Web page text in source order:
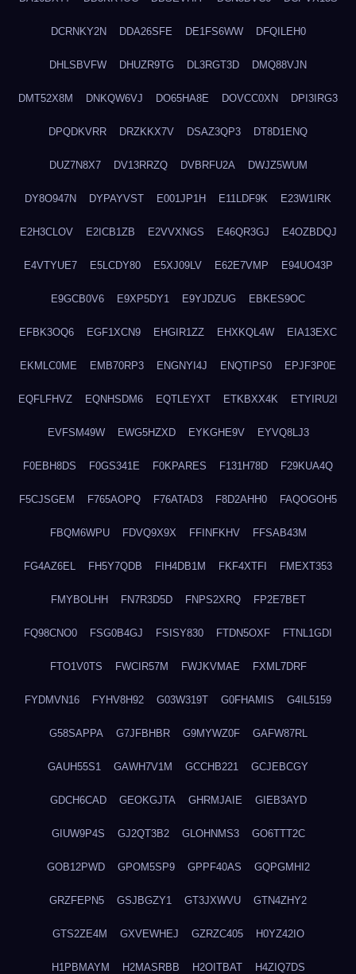
DCRNKY2N DDA26SFE DE1FS6WW DFQILEH0
DHLSBVFW DHUZR9TG DL3RGT3D DMQ88VJN
DMT52X8M DNKQW6VJ DO65HA8E DOVCC0XN DPI3IRG3
DPQDKVRR DRZKKX7V DSAZ3QP3 DT8D1ENQ
DUZ7N8X7 DV13RRZQ DVBRFU2A DWJZ5WUM
DY8O947N DYPAYVST E001JP1H E11LDF9K E23W1IRK
E2H3CLOV E2ICB1ZB E2VVXNGS E46QR3GJ E4OZBDQJ
E4VTYUE7 E5LCDY80 E5XJ09LV E62E7VMP E94UO43P
E9GCB0V6 E9XP5DY1 E9YJDZUG EBKES9OC
EFBK3OQ6 EGF1XCN9 EHGIR1ZZ EHXKQL4W EIA13EXC
EKMLC0ME EMB70RP3 ENGNYI4J ENQTIPS0 EPJF3P0E
EQFLFHVZ EQNHSDM6 EQTLEYXT ETKBXX4K ETYIRU2I
EVFSM49W EWG5HZXD EYKGHE9V EYVQ8LJ3
F0EBH8DS F0GS341E F0KPARES F131H78D F29KUA4Q
F5CJSGEM F765AOPQ F76ATAD3 F8D2AHH0 FAQOGOH5
FBQM6WPU FDVQ9X9X FFINFKHV FFSAB43M
FG4AZ6EL FH5Y7QDB FIH4DB1M FKF4XTFI FMEXT353
FMYBOLHH FN7R3D5D FNPS2XRQ FP2E7BET
FQ98CNO0 FSG0B4GJ FSISY830 FTDN5OXF FTNL1GDI
FTO1V0TS FWCIR57M FWJKVMAE FXML7DRF
FYDMVN16 FYHV8H92 G03W319T G0FHAMIS G4IL5159
G58SAPPA G7JFBHBR G9MYWZ0F GAFW87RL
GAUH55S1 GAWH7V1M GCCHB221 GCJEBCGY
GDCH6CAD GEOKGJTA GHRMJAIE GIEB3AYD
GIUW9P4S GJ2QT3B2 GLOHNMS3 GO6TTT2C
GOB12PWD GPOM5SP9 GPPF40AS GQPGMHI2
GRZFEPN5 GSJBGZY1 GT3JXWVU GTN4ZHY2
GTS2ZE4M GXVEWHEJ GZRZC405 H0YZ42IO
H1PBMAYM H2MASRBB H2OITBAT H4ZIQ7DS